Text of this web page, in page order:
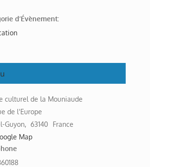
d’Évènement:
culturel de la Mouniaude
de l'Europe
Guyon, 63140
France
Map